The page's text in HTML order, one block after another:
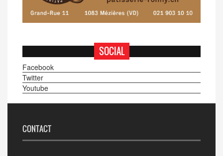
SOCIAL
Facebook
Twitter
Youtube
CONTACT